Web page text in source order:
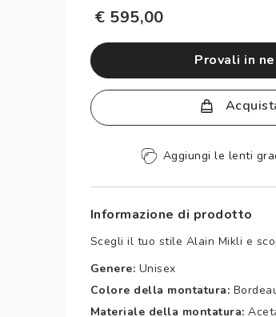
€ 595,00
provali in
Aggiungi le lenti
Informazione di prodotto
Scegli il tuo stile Alain Mikli e
Genere: Unisex
Colore della montatura:
Materiale della montatura: